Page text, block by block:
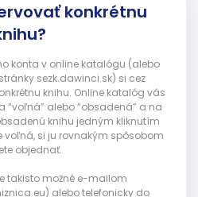
konkrétnu
konta v online katalógu (alebo
sezk.dawinci.sk) si cez
knihu. Online katalóg vás
“voľná” alebo “obsadená” a na
knihu jedným kliknutím
voľná, si ju rovnakým spôsobom
objednať.
takisto možné e-mailom
alebo telefonicky do